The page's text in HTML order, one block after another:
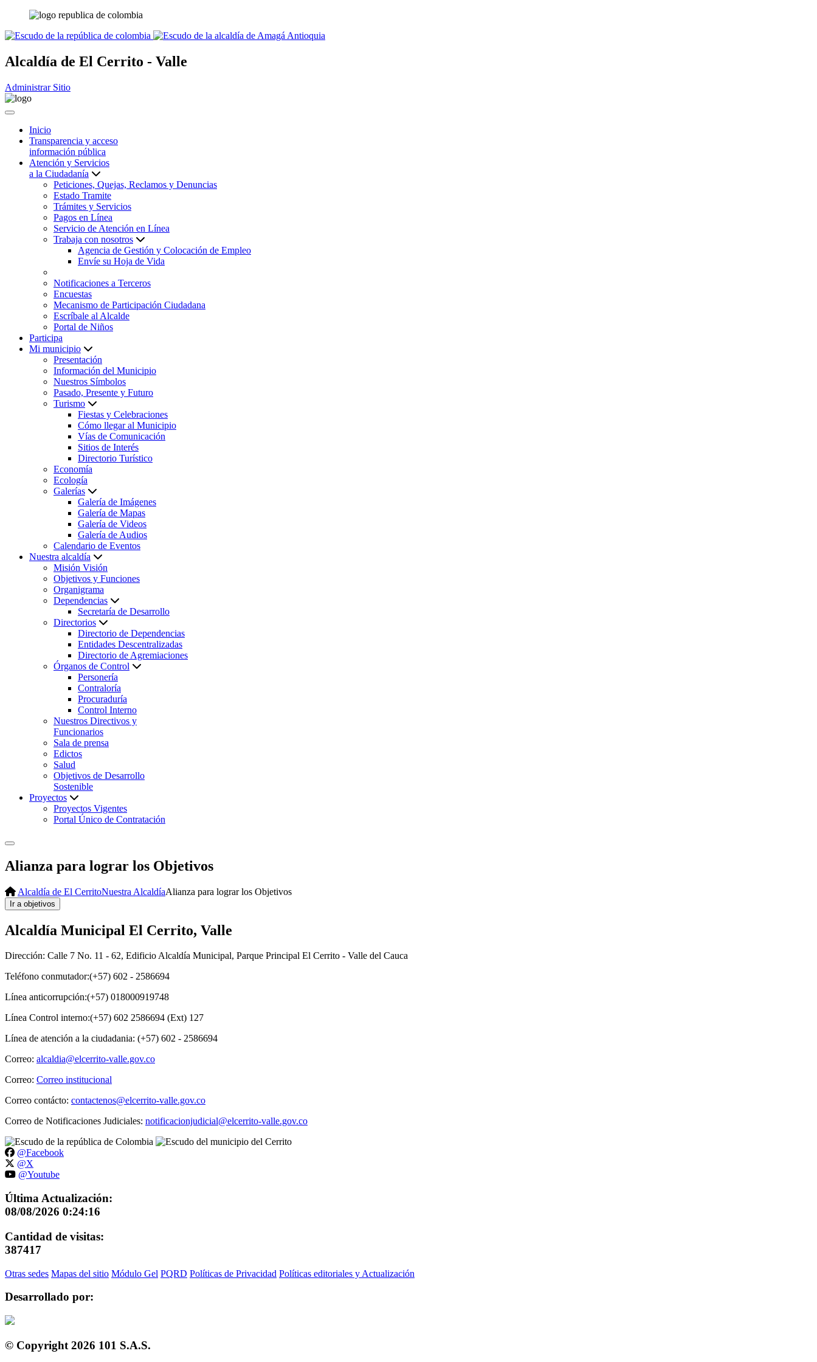
Alcaldía de El Cerrito - Valle
Administrar Sitio
Inicio
Transparencia y acceso
información pública
Atención y Servicios
a la Ciudadanía
Peticiones, Quejas, Reclamos y Denuncias
Estado Tramite
Trámites y Servicios
Pagos en Línea
Servicio de Atención en Línea
Trabaja con nosotros
Agencia de Gestión y Colocación de Empleo
Envíe su Hoja de Vida
Notificaciones a Terceros
Encuestas
Mecanismo de Participación Ciudadana
Escríbale al Alcalde
Portal de Niños
Participa
Mi municipio
Presentación
Información del Municipio
Nuestros Símbolos
Pasado, Presente y Futuro
Turismo
Fiestas y Celebraciones
Cómo llegar al Municipio
Vías de Comunicación
Sitios de Interés
Directorio Turístico
Economía
Ecología
Galerías
Galería de Imágenes
Galería de Mapas
Galería de Videos
Galería de Audios
Calendario de Eventos
Nuestra alcaldía
Misión Visión
Objetivos y Funciones
Organigrama
Dependencias
Secretaría de Desarrollo
Directorios
Directorio de Dependencias
Entidades Descentralizadas
Directorio de Agremiaciones
Órganos de Control
Personería
Contraloría
Procuraduría
Control Interno
Nuestros Directivos y
Funcionarios
Sala de prensa
Edictos
Salud
Objetivos de Desarrollo
Sostenible
Proyectos
Proyectos Vigentes
Portal Único de Contratación
Alianza para lograr los Objetivos
Alcaldía de El CerritoNuestra AlcaldíaAlianza para lograr los Objetivos
Alcaldía Municipal El Cerrito, Valle
Dirección: Calle 7 No. 11 - 62, Edificio Alcaldía Municipal, Parque Principal El Cerrito - Valle del Cauca
Teléfono conmutador:(+57) 602 - 2586694
Línea anticorrupción:(+57) 018000919748
Línea Control interno:(+57) 602 2586694 (Ext) 127
Línea de atención a la ciudadania: (+57) 602 - 2586694
Correo: alcaldia@elcerrito-valle.gov.co
Correo: Correo institucional
Correo contácto: contactenos@elcerrito-valle.gov.co
Correo de Notificaciones Judiciales: notificacionjudicial@elcerrito-valle.gov.co
@Facebook
@X
@Youtube
Última Actualización:
08/08/2026 0:24:16
Cantidad de visitas:
387417
Otras sedes Mapas del sitio Módulo Gel PQRD Políticas de Privacidad Políticas editoriales y Actualización
Desarrollado por:
© Copyright 2026 101 S.A.S.